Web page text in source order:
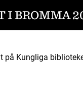
I BROMMA
Kungliga